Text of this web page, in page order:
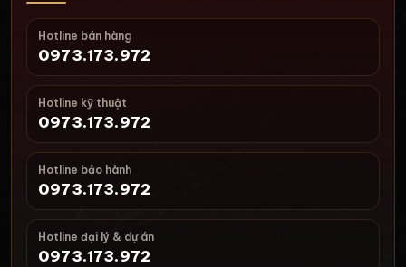
Hotline bán hàng
0973.173.972
Hotline kỹ thuật
0973.173.972
Hotline bảo hành
0973.173.972
Hotline đại lý & dự án
0973.173.972